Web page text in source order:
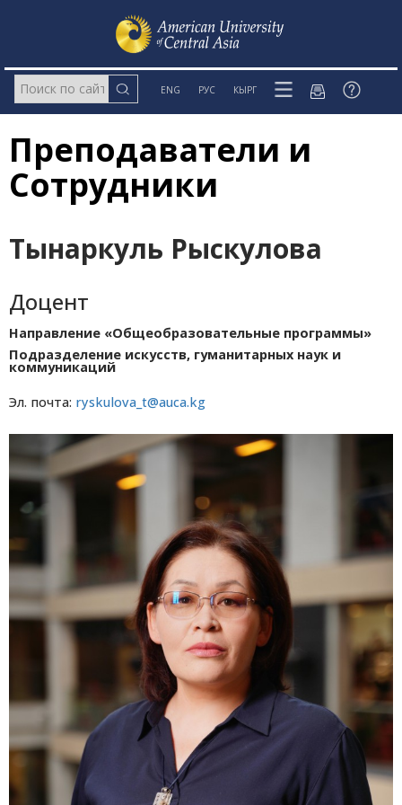
ENG РУС КЫРГ
Преподаватели и
Сотрудники
Тынаркуль Рыскулова
Доцент
Направление «Общеобразовательные программы»
Подразделение искусств, гуманитарных наук и
коммуникаций
Эл. почта: ryskulova_t@auca.kg